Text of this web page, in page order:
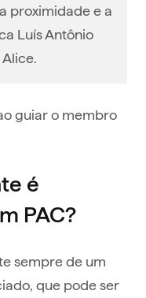
proximidade e a
Luís Antônio
guiar o membro
é
PAC?
sempre de um
que pode ser